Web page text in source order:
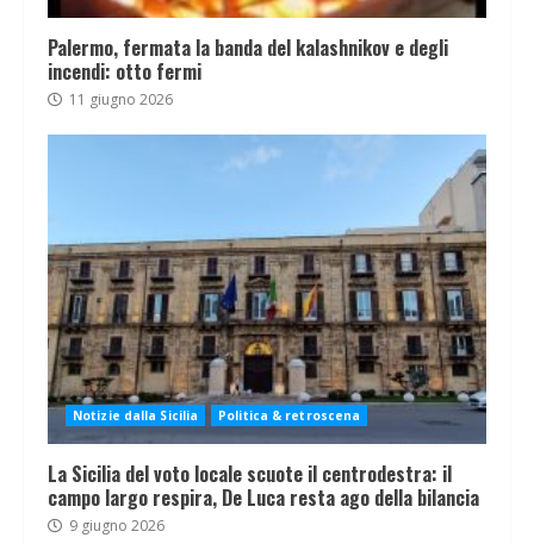
Palermo, fermata la banda del kalashnikov e degli
incendi: otto fermi
11 giugno 2026
Notizie dalla Sicilia Politica & retroscena
La Sicilia del voto locale scuote il centrodestra: il
campo largo respira, De Luca resta ago della bilancia
9 giugno 2026